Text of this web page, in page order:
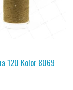
120 Kolor 8069